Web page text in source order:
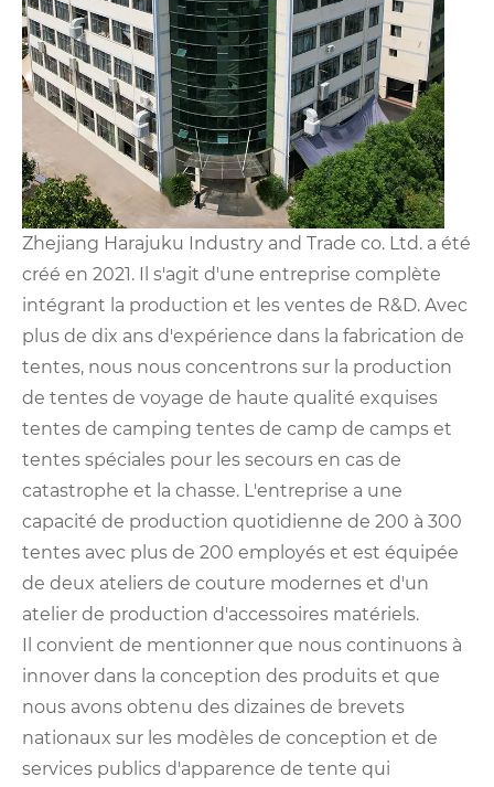
Zhejiang Harajuku Industry and Trade co. Ltd. a été
créé en 2021. Il s'agit d'une entreprise complète
intégrant la production et les ventes de R&D. Avec
plus de dix ans d'expérience dans la fabrication de
tentes, nous nous concentrons sur la production
de tentes de voyage de haute qualité exquises
tentes de camping tentes de camp de camps et
tentes spéciales pour les secours en cas de
catastrophe et la chasse. L'entreprise a une
capacité de production quotidienne de 200 à 300
tentes avec plus de 200 employés et est équipée
de deux ateliers de couture modernes et d'un
atelier de production d'accessoires matériels.
Il convient de mentionner que nous continuons à
innover dans la conception des produits et que
nous avons obtenu des dizaines de brevets
nationaux sur les modèles de conception et de
services publics d'apparence de tente qui